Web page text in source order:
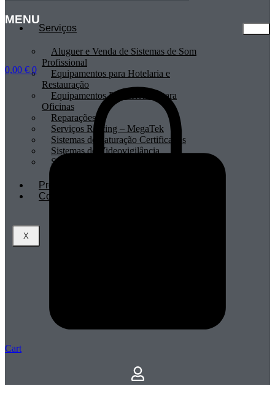
MENU
Serviços
Aluguer e Venda de Sistemas de Som
Profissional
Equipamentos para Hotelaria e
Restauração
Equipamentos Profissionais para
Oficinas
Reparações
Serviços Renting – MegaTek
Sistemas de Faturação Certificados
Sistemas de Videovigilância
Sistemas POS
Profissionais
Contactos
X
0,00 € 0
Cart